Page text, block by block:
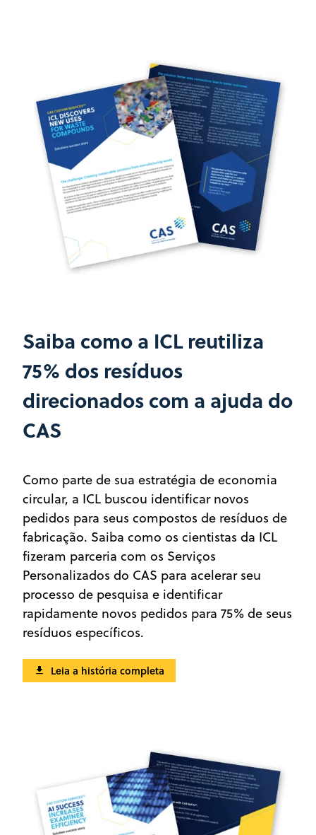
Saiba como a ICL reutiliza
75% dos resíduos
direcionados com a ajuda do
CAS
Como parte de sua estratégia de economia
circular, a ICL buscou identificar novos
pedidos para seus compostos de resíduos de
fabricação. Saiba como os cientistas da ICL
fizeram parceria com os Serviços
Personalizados do CAS para acelerar seu
processo de pesquisa e identificar
rapidamente novos pedidos para 75% de seus
resíduos específicos.
Leia a história completa